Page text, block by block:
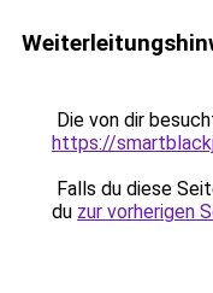
Die von dir
https://
Falls du diese
du zur vorherigen